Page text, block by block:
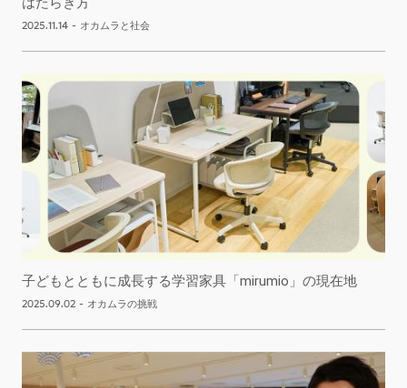
2025.11.14 - オカムラと社会
子どもとともに成長する学習家具「mirumio」の現在地
2025.09.02 - オカムラの挑戦